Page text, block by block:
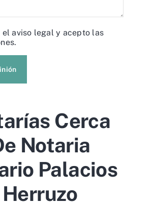
elaviso legal y acepto las
Cerca
Notaria
Palacios
Herruzo